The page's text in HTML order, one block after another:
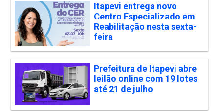
Itapevi entrega novo
Centro Especializado em
Reabilitação nesta sexta-
feira
Prefeitura de Itapevi abre
leilão online com 19 lotes
até 21 de julho